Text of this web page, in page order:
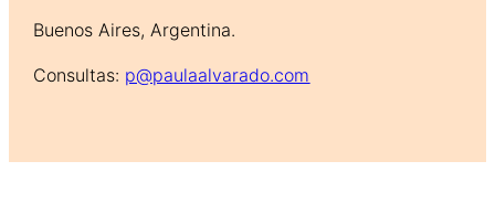
Buenos Aires, Argentina.
Consultas: p@paulaalvarado.com